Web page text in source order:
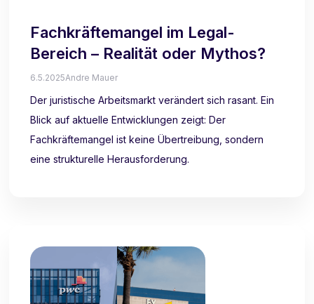
Fachkräftemangel im Legal-
Bereich – Realität oder Mythos?
6.5.2025Andre Mauer
Der juristische Arbeitsmarkt verändert sich rasant. Ein
Blick auf aktuelle Entwicklungen zeigt: Der
Fachkräftemangel ist keine Übertreibung, sondern
eine strukturelle Herausforderung.